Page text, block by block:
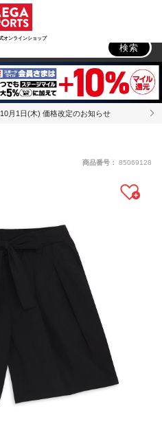
オンラインショップ
検索
月1日(木) 価格改定のお知らせ
商品番号： 85069128